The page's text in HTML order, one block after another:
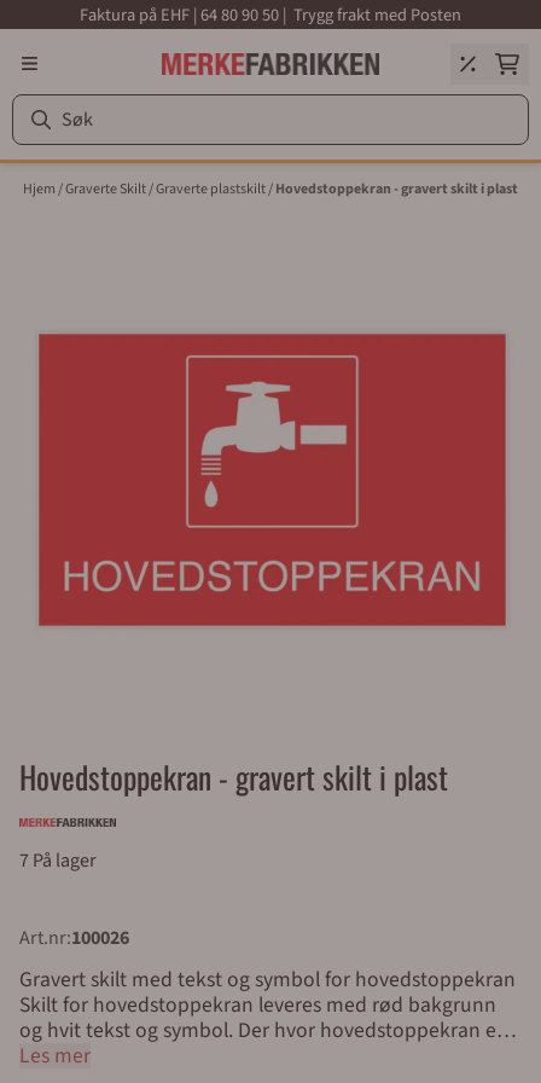
Hopp til innholdFaktura på EHF | 64 80 90 50 | Trygg frakt med Posten
Hjem/Graverte Skilt/Graverte plastskilt/Hovedstoppekran - gravert skilt i plast
Hovedstoppekran - gravert skilt i plast
7 På lager
Art.nr:100026
Gravert skilt med tekst og symbol for hovedstoppekran
Skilt for hovedstoppekran leveres med rød bakgrunn
og hvit tekst og symbol. Der hvor hovedstoppekran er
montert skal man sette opp skilt som viser hvor denne
Les mer